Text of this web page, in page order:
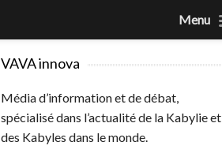
VAVA innova
Média d’information et de débat,
spécialisé dans l’actualité de la Kabylie et
des Kabyles dans le monde.
Menu